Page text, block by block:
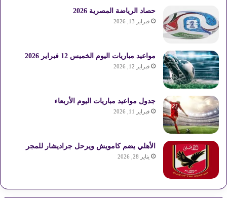
حصاد الرياضة المصرية 2026
فبراير 13, 2026
مواعيد مباريات اليوم الخميس 12 فبراير 2026
فبراير 12, 2026
جدول مواعيد مباريات اليوم الأربعاء
فبراير 11, 2026
الأهلي يضم كامويش ويرحل جراديشار للمجر
يناير 28, 2026